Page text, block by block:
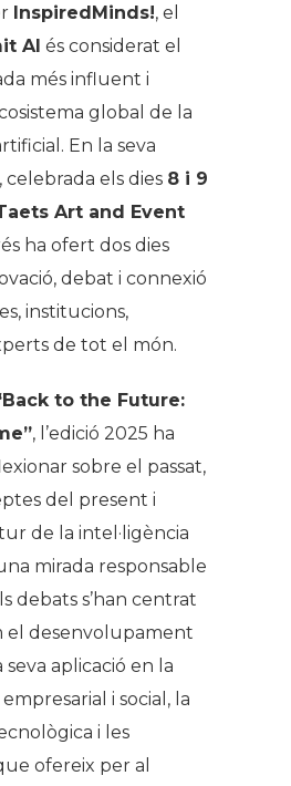
InspiredMinds!, el
AI és considerat el
més influent i
global de la
En la seva
celebrada els dies 8 i 9
Art and Event
ha ofert dos dies
debat i connexió
institucions,
de tot el món.
to the Future:
, l’edició 2025 ha
sobre el passat,
del present i
de la intel·ligència
mirada responsable
debats s’han centrat
el desenvolupament
seva aplicació en la
i social, la
i les
ofereix per al